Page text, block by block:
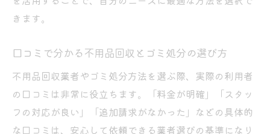
きます。
口コミで分かる不用品回収とゴミ処分の選び方
不用品回収業者やゴミ処分方法を選ぶ際、実際の利用者
の口コミは非常に役立ちます。「料金が明確」「スタッ
フの対応が良い」「追加請求がなかった」などの具体的
な口コミは、安心して依頼できる業者選びの基準になり